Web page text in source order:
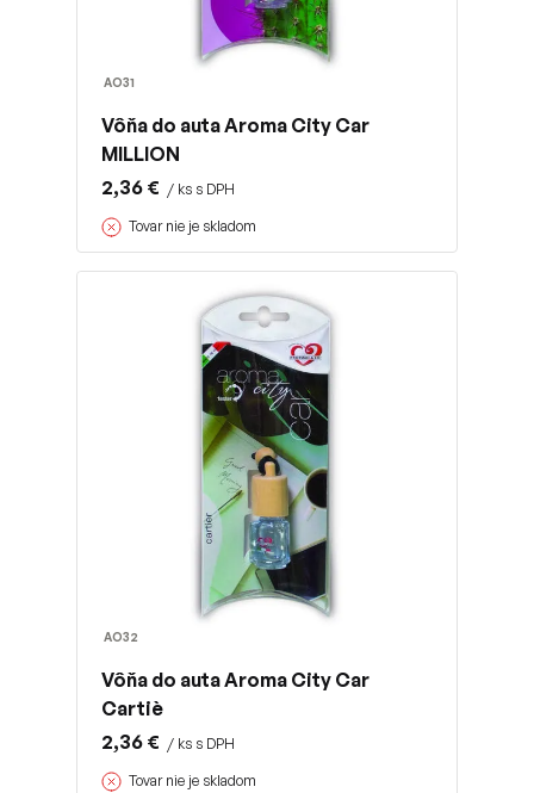
AO31
Vôňa do auta Aroma City Car
MILLION
2,36 € / ks s DPH
Tovar nie je skladom
AO32
Vôňa do auta Aroma City Car
Cartiè
2,36 € / ks s DPH
Tovar nie je skladom